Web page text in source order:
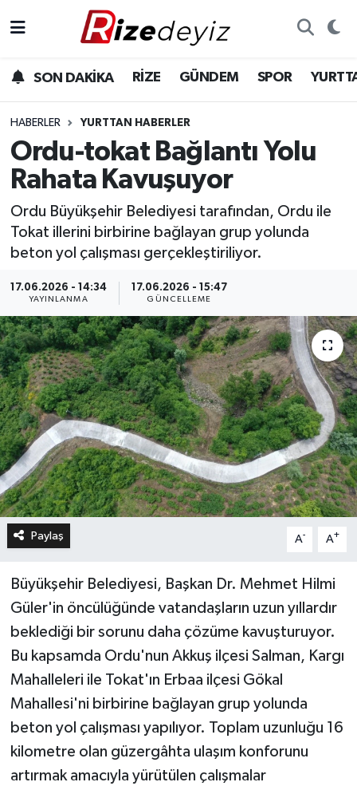
SON DAKİKA RİZE GÜNDEM SPOR
HABERLER YURTTAN HABERLER
Ordu-tokat Bağlantı Yolu
Rahata Kavuşuyor
Ordu Büyükşehir Belediyesi tarafından, Ordu ile
Tokat illerini birbirine bağlayan grup yolunda
beton yol çalışması gerçekleştiriliyor.
17.06.2026 - 14:34
YAYINLANMA
17.06.2026 - 15:47
GÜNCELLEME
Paylaş A- A+
Büyükşehir Belediyesi, Başkan Dr. Mehmet Hilmi
Güler'in öncülüğünde vatandaşların uzun yıllardır
beklediği bir sorunu daha çözüme kavuşturuyor.
Bu kapsamda Ordu'nun Akkuş ilçesi Salman, Kargı
Mahalleleri ile Tokat'ın Erbaa ilçesi Gökal
Mahallesi'ni birbirine bağlayan grup yolunda
beton yol çalışması yapılıyor. Toplam uzunluğu 16
kilometre olan güzergâhta ulaşım konforunu
artırmak amacıyla yürütülen çalışmalar
Gündem
Yurttan Haberler
Ekonomi
Teknoloji
Sağlık
Rize Hava Durumu
Rize Trafik Yoğunluk Haritası
Süper Lig Puan Durumu ve Fikstür
Tüm Manşetler
Son Dakika Haberleri
Haber Arşivi